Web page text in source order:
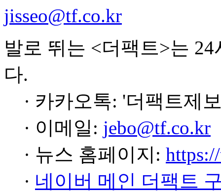
jisseo@tf.co.kr
발로 뛰는 <더팩트>는
다.
· 카카오톡: '더팩트제
· 이메일: jebo@tf.co.kr
· 뉴스 홈페이지:
· 네이버 메인 더팩트